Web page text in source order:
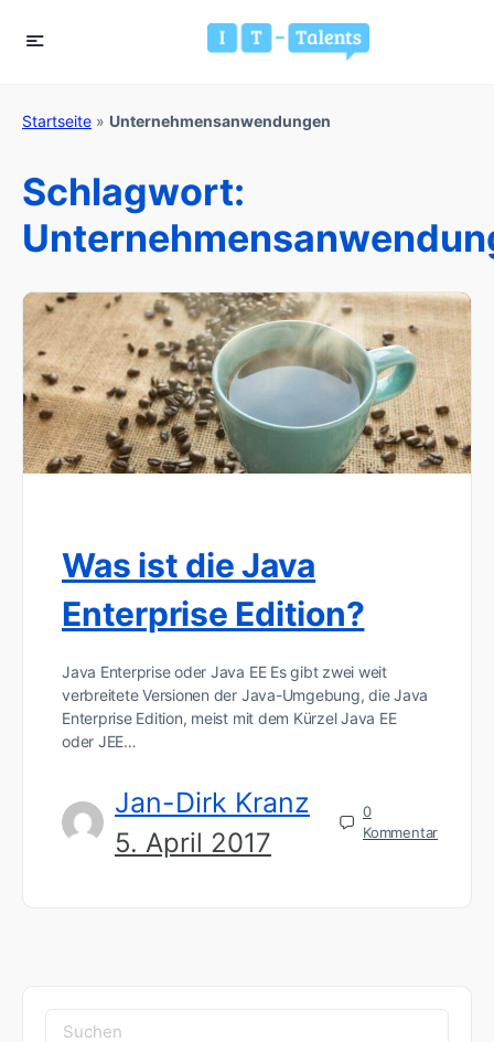
Startseite » Unternehmensanwendungen
Schlagwort:
Was ist die Java
Enterprise Edition?
Java Enterprise oder Java EE Es gibt zwei weit
verbreitete Versionen der Java-Umgebung, die Java
Enterprise Edition, meist mit dem Kürzel Java EE
oder JEE…
Jan-Dirk Kranz
5. April 2017
0
Kommentar
Suchen